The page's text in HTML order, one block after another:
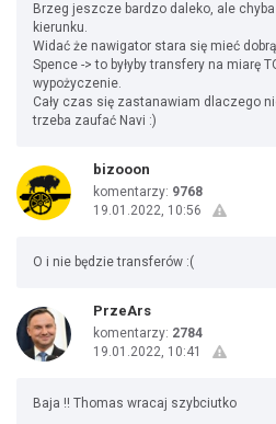
Brzeg jeszcze bardzo daleko, ale
kierunku.
Widać że nawigator stara się mieć
Spence -> to byłyby transfery na miarę
wypożyczenie.
Cały czas się zastanawiam dlaczego
trzeba zaufać Navi :)
bizooon
komentarzy: 9768
19.01.2022, 10:56
O i nie będzie transferów :(
PrzeArs
komentarzy: 2784
19.01.2022, 10:41
Baja !! Thomas wracaj szybciutko